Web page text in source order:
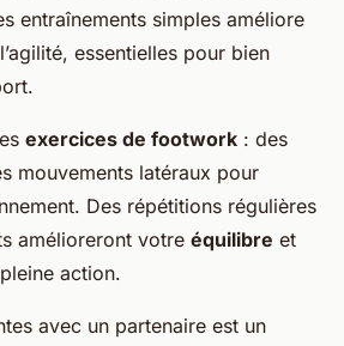
entraînements simples améliore
essentielles pour bien
exercices de footwork : des
mouvements latéraux pour
Des répétitions régulières
amélioreront votre équilibre et
action.
avec un partenaire est un